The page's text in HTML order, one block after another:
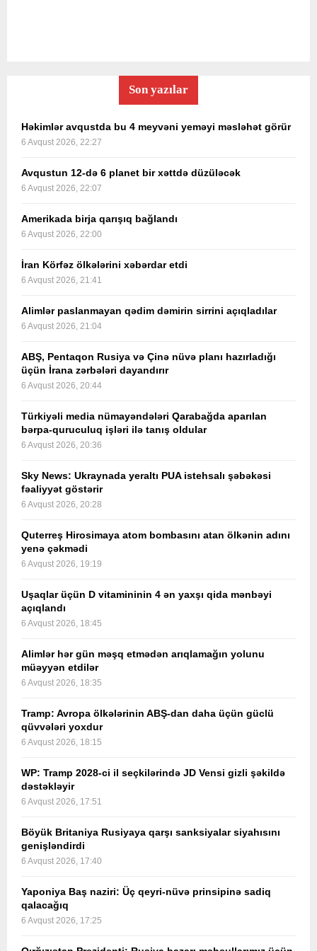
Son yazılar
Həkimlər avqustda bu 4 meyvəni yeməyi məsləhət görür
6 Avqust 2026, 22:27
Avqustun 12-də 6 planet bir xəttdə düzüləcək
6 Avqust 2026, 22:07
Amerikada birja qarışıq bağlandı
6 Avqust 2026, 22:00
İran Körfəz ölkələrini xəbərdar etdi
6 Avqust 2026, 21:41
Alimlər paslanmayan qədim dəmirin sirrini açıqladılar
6 Avqust 2026, 21:04
ABŞ, Pentaqon Rusiya və Çinə nüvə planı hazırladığı
üçün İrana zərbələri dayandırır
6 Avqust 2026, 20:44
Türkiyəli media nümayəndələri Qarabağda aparılan
bərpa-quruculuq işləri ilə tanış oldular
6 Avqust 2026, 20:36
Sky News: Ukraynada yeraltı PUA istehsalı şəbəkəsi
fəaliyyət göstərir
6 Avqust 2026, 20:28
Quterreş Hirosimaya atom bombasını atan ölkənin adını
yenə çəkmədi
6 Avqust 2026, 19:19
Uşaqlar üçün D vitamininin 4 ən yaxşı qida mənbəyi
açıqlandı
6 Avqust 2026, 18:45
Alimlər hər gün məşq etmədən arıqlamağın yolunu
müəyyən etdilər
6 Avqust 2026, 18:35
Tramp: Avropa ölkələrinin ABŞ-dan daha üçün güclü
qüvvələri yoxdur
6 Avqust 2026, 18:15
WP: Tramp 2028-ci il seçkilərində JD Vensi gizli şəkildə
dəstəkləyir
6 Avqust 2026, 17:51
Böyük Britaniya Rusiyaya qarşı sanksiyalar siyahısını
genişləndirdi
6 Avqust 2026, 17:40
Yaponiya Baş naziri: Üç qeyri-nüvə prinsipinə sadiq
qalacağıq
6 Avqust 2026, 17:25